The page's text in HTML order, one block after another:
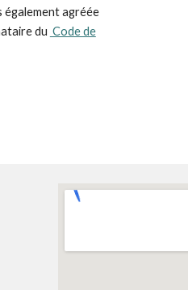
également agréée
du Code de